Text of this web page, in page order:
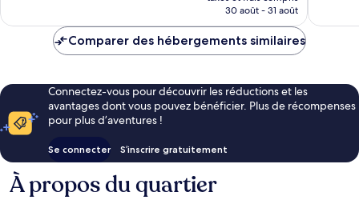
prix
de
30 août - 31 août
Comparer des hébergements similaires
Connectez-vous pour découvrir les réductions et les
avantages dont vous pouvez bénéficier. Plus de récompenses
pour plus d’aventures !
Se connecter S’inscrire gratuitement
À propos du quartier